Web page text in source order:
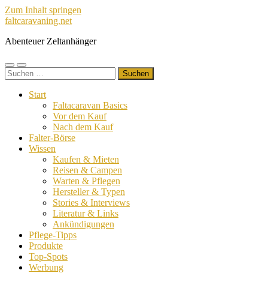
Zum Inhalt springen
faltcaravaning.net
Abenteuer Zeltanhänger
Mobile-
Menü
Suchfeld
ein-/ausblenden
Suchen
nach:
Start
Faltacaravan Basics
Vor dem Kauf
Nach dem Kauf
Falter-Börse
Wissen
Kaufen & Mieten
Reisen & Campen
Warten & Pflegen
Hersteller & Typen
Stories & Interviews
Literatur & Links
Ankündigungen
Pflege-Tipps
Produkte
Top-Spots
Werbung